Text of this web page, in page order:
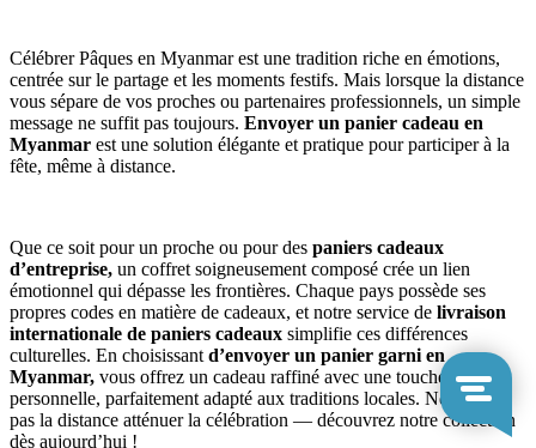
Célébrer Pâques en Myanmar est une tradition riche en émotions,
centrée sur le partage et les moments festifs. Mais lorsque la distance
vous sépare de vos proches ou partenaires professionnels, un simple
message ne suffit pas toujours. Envoyer un panier cadeau en
Myanmar est une solution élégante et pratique pour participer à la
fête, même à distance.
Que ce soit pour un proche ou pour des paniers cadeaux
d’entreprise, un coffret soigneusement composé crée un lien
émotionnel qui dépasse les frontières. Chaque pays possède ses
propres codes en matière de cadeaux, et notre service de livraison
internationale de paniers cadeaux simplifie ces différences
culturelles. En choisissant d’envoyer un panier garni en
Myanmar, vous offrez un cadeau raffiné avec une touche
personnelle, parfaitement adapté aux traditions locales. Ne laissez
pas la distance atténuer la célébration — découvrez notre collection
dès aujourd’hui !